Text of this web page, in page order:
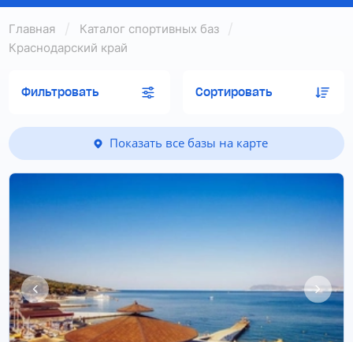
Главная
Каталог спортивных баз
Краснодарский край
Фильтровать Сортировать
Показать все базы на карте